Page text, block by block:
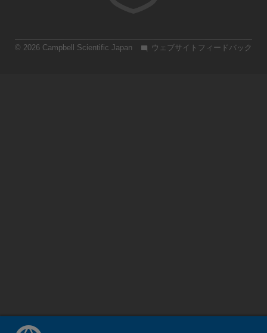
ウェブサイトフィードバック
© 2026 Campbell Scientific Japan